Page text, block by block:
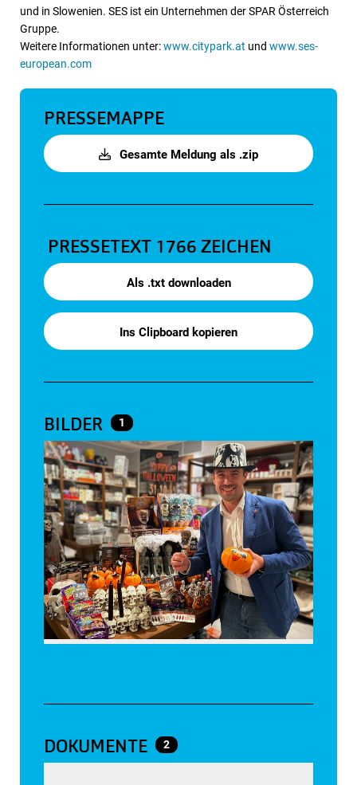
und in Slowenien. SES ist ein Unternehmen der SPAR Österreich
Gruppe.
Weitere Informationen unter:www.citypark.at und www.ses-
european.com
PRESSEMAPPE
Gesamte Meldung als .zip
PRESSETEXT 1766 ZEICHEN
Als .txt downloaden
Ins Clipboard kopieren
BILDER 1
DOKUMENTE 2